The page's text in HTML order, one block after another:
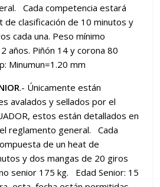
Cada competencia estará
de clasificación de 10 minutos y
cada una. Peso mínimo
años. Piñón 14 y corona 80
Minumun=1.20 mm
.- Únicamente están
avalados y sellados por el
estos están detallados en
reglamento general. Cada
de un heat de
y dos mangas de 20 giros
senior 175 kg. Edad Senior: 15